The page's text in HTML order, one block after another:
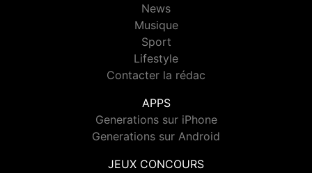
News
Musique
Sport
Lifestyle
Contacter la rédac
APPS
Generations sur iPhone
Generations sur Android
JEUX CONCOURS